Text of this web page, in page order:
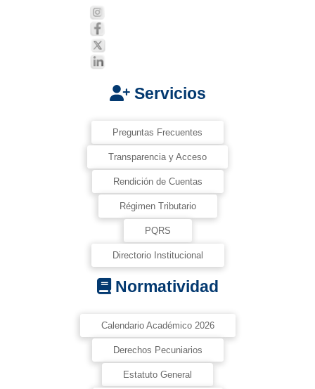
Servicios
Preguntas Frecuentes
Transparencia y Acceso
Rendición de Cuentas
Régimen Tributario
PQRS
Directorio Institucional
Normatividad
Calendario Académico 2026
Derechos Pecuniarios
Estatuto General